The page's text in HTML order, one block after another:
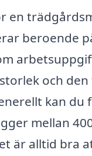
en
beroende
och
kan du
mellan
är alltid bra